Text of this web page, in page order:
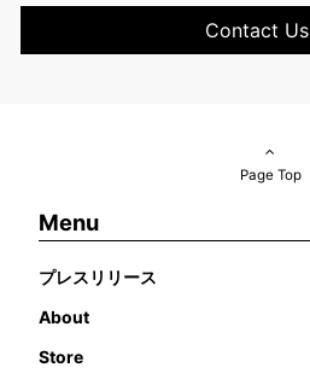
Contact Us
Page Top
Menu
プレスリリース
About
Store